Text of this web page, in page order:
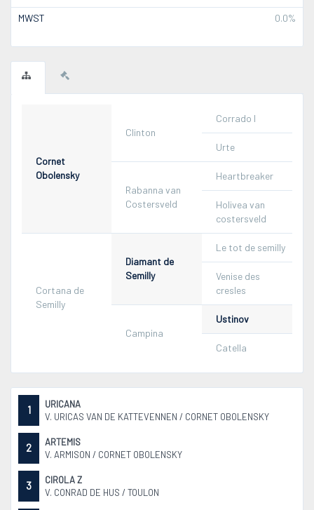
MWST 0.0%
Cornet
Obolensky
Clinton
Corrado I
Urte
Rabanna van
Costersveld
Heartbreaker
Holivea van
costersveld
Cortana de
Semilly
Diamant de
Semilly
Le tot de semilly
Venise des
cresles
Campina
Ustinov
Catella
1
URICANA
V. URICAS VAN DE KATTEVENNEN / CORNET OBOLENSKY
2
ARTEMIS
V. ARMISON / CORNET OBOLENSKY
3
CIROLA Z
V. CONRAD DE HUS / TOULON